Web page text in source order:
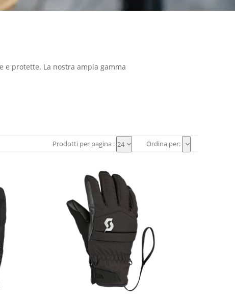
e protette. La nostra ampia gamma
Prodotti per pagina : 24 Ordina per: